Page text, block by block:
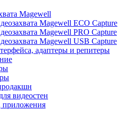
Magewell
Magewell ECO Capture
Magewell PRO Capture
Magewell USB Capture
адаптеры и репитеры
видеостен
приложения